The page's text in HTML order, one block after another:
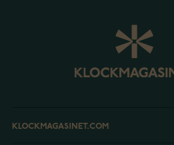
KLOCKMAGASINET.COM